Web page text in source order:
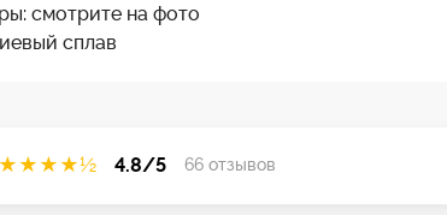
смотрите на фото
сплав
★ ★ ★ ★½ 4.8/5 66 отзывов